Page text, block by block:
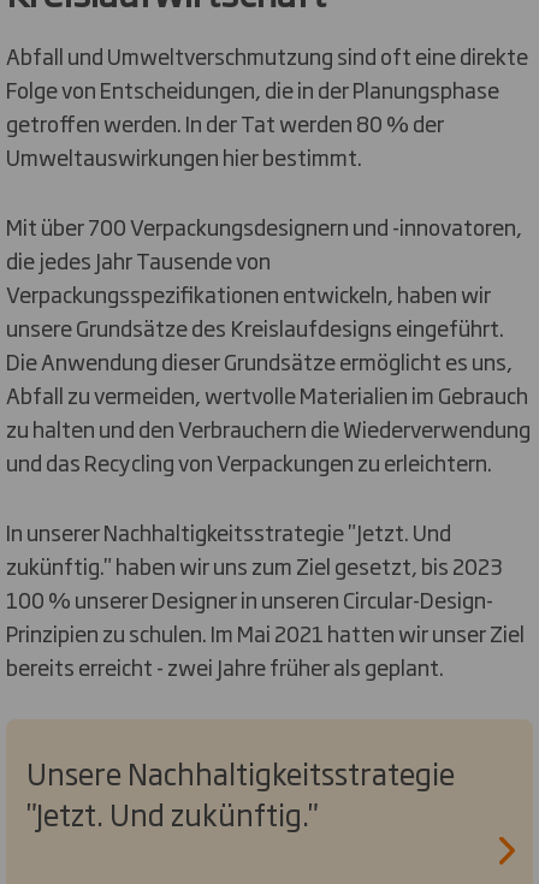
Abfall und Umweltverschmutzung sind oft eine direkte
Folge von Entscheidungen, die in der Planungsphase
getroffen werden. In der Tat werden 80 % der
Umweltauswirkungen hier bestimmt.
Mit über 700 Verpackungsdesignern und -innovatoren,
die jedes Jahr Tausende von
Verpackungsspezifikationen entwickeln, haben wir
unsere Grundsätze des Kreislaufdesigns eingeführt.
Die Anwendung dieser Grundsätze ermöglicht es uns,
Abfall zu vermeiden, wertvolle Materialien im Gebrauch
zu halten und den Verbrauchern die Wiederverwendung
und das Recycling von Verpackungen zu erleichtern.
In unserer Nachhaltigkeitsstrategie "Jetzt. Und
zukünftig." haben wir uns zum Ziel gesetzt, bis 2023
100 % unserer Designer in unseren Circular-Design-
Prinzipien zu schulen. Im Mai 2021 hatten wir unser Ziel
bereits erreicht - zwei Jahre früher als geplant.
Unsere Nachhaltigkeitsstrategie
"Jetzt. Und zukünftig."